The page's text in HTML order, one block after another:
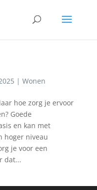
| Wonen
hoe zorg je ervoor
Goede
en kan met
hoger niveau
je voor een
dat...